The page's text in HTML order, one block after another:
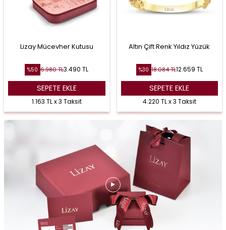
Lizay Mücevher Kutusu
%50 6.980TL3.490 TL
SEPETE EKLE
1.163 TL x 3 Taksit
Altın Çift Renk Yıldız Yüzük
%30 18.084TL12.659 TL
SEPETE EKLE
4.220 TL x 3 Taksit